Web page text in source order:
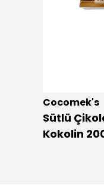
Cocomek's
Sütlü
Kokolin